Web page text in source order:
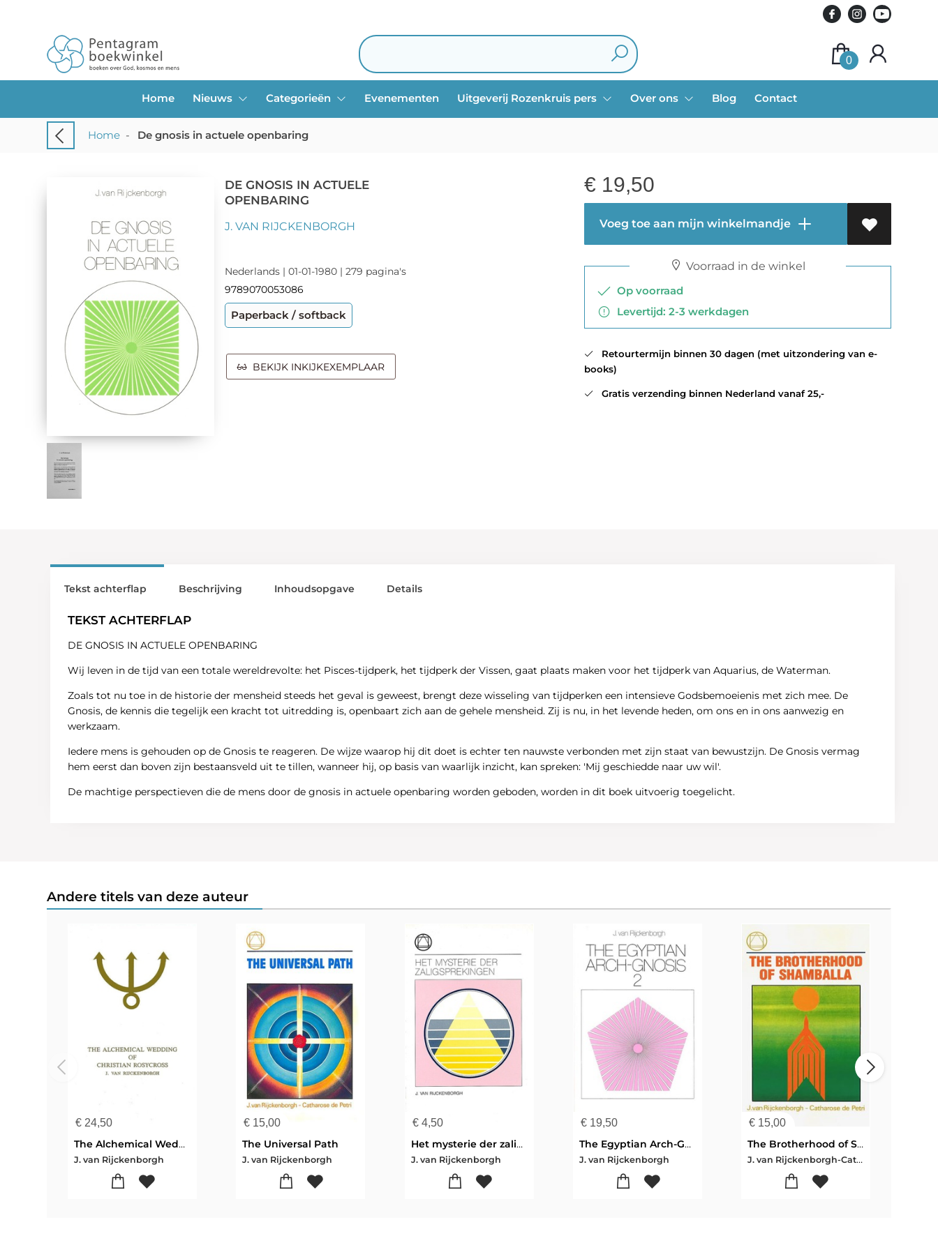
0
Home Nieuws Categorieën Evenementen Uitgeverij Rozenkruis pers Over ons Blog Contact
Home - De gnosis in actuele openbaring
DE GNOSIS IN ACTUELE
OPENBARING
J. VAN RIJCKENBORGH
Nederlands | 01-01-1980 | 279 pagina's
9789070053086
Paperback / softback
BEKIJK INKIJKEXEMPLAAR
€ 19,50
Voeg toe aan mijn winkelmandje
Voorraad in de winkel
Op voorraad
Levertijd: 2-3 werkdagen
Retourtermijn binnen 30 dagen (met uitzondering van e-
books)
Gratis verzending binnen Nederland vanaf 25,-
Tekst achterflap
TEKST ACHTERFLAP
DE GNOSIS IN ACTUELE OPENBARING
Wij leven in de tijd van een totale wereldrevolte: het Pisces-tijdperk, het tijdperk der Vissen, gaat plaats maken voor het tijdperk van Aquarius, de Waterman.
Zoals tot nu toe in de historie der mensheid steeds het geval is geweest, brengt deze wisseling van tijdperken een intensieve Godsbemoeienis met zich mee. De
Gnosis, de kennis die tegelijk een kracht tot uitredding is, openbaart zich aan de gehele mensheid. Zij is nu, in het levende heden, om ons en in ons aanwezig en
werkzaam.
Iedere mens is gehouden op de Gnosis te reageren. De wijze waarop hij dit doet is echter ten nauwste verbonden met zijn staat van bewustzijn. De Gnosis vermag
hem eerst dan boven zijn bestaansveld uit te tillen, wanneer hij, op basis van waarlijk inzicht, kan spreken: 'Mij geschiedde naar uw wil'.
De machtige perspectieven die de mens door de gnosis in actuele openbaring worden geboden, worden in dit boek uitvoerig toegelicht.
Beschrijving Inhoudsopgave Details
Andere titels van deze auteur
€ 24,50
The Alchemical Wedding of Christian Rosycross 2
J. van Rijckenborgh
€ 15,00
The Universal Path
J. van Rijckenborgh
€4,50
Het mysterie der zaligsprekingen
J. van Rijckenborgh
€19,50
The Egyptian Arch-Gnosis 2
J. van Rijckenborgh
€ 15,00
The Brotherhood of Shamballah
J. van Rijckenborgh-Catharose de Petri